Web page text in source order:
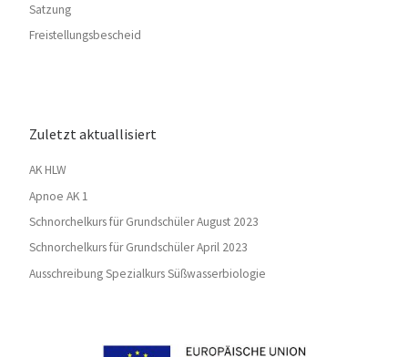
Satzung
Freistellungsbescheid
Zuletzt aktuallisiert
AK HLW
Apnoe AK 1
Schnorchelkurs für Grundschüler August 2023
Schnorchelkurs für Grundschüler April 2023
Ausschreibung Spezialkurs Süßwasserbiologie